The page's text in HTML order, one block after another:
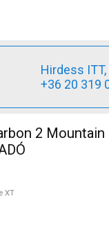
Hirdess
+36 20 319
2
XT